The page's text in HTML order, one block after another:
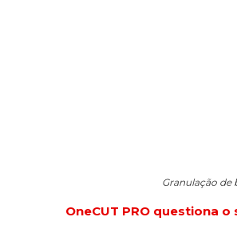
Granulação de
OneCUT PRO questiona